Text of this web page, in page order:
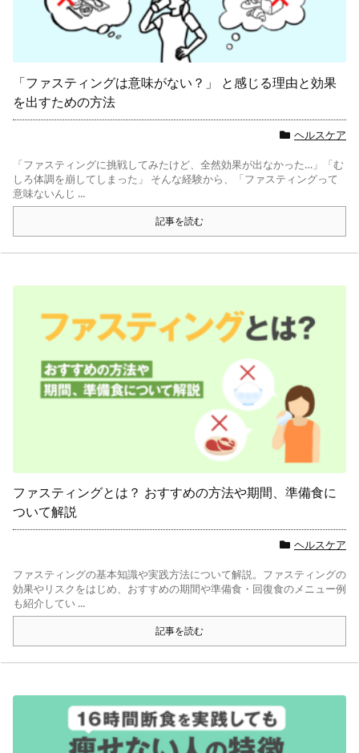
「ファスティングは意味がない？」 と感じる理由と効果
を出すための方法
ヘルスケア
「ファスティングに挑戦してみたけど、全然効果が出なかった…」「む
しろ体調を崩してしまった」 そんな経験から、「ファスティングって
意味ないんじ ...
記事を読む
ファスティングとは？ おすすめの方法や期間、準備食に
ついて解説
ヘルスケア
ファスティングの基本知識や実践方法について解説。ファスティングの
効果やリスクをはじめ、おすすめの期間や準備食・回復食のメニュー例
も紹介してい ...
記事を読む